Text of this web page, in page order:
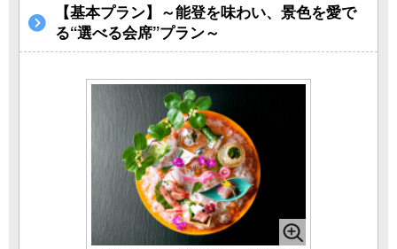
【基本プラン】～能登を味わい、景色を愛で
る“選べる会席”プラン～